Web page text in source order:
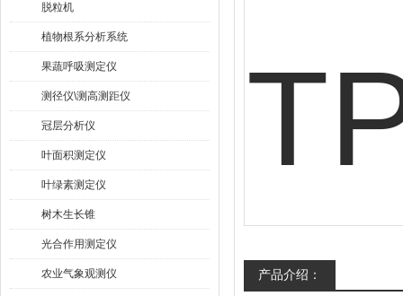
脱粒机
植物根系分析系统
果蔬呼吸测定仪
测径仪\测高测距仪
冠层分析仪
叶面积测定仪
叶绿素测定仪
树木生长锥
光合作用测定仪
农业气象观测仪 产品介绍：